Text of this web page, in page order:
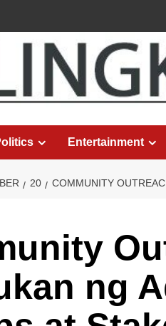
Entertainment
20 COMMUNITY
ng